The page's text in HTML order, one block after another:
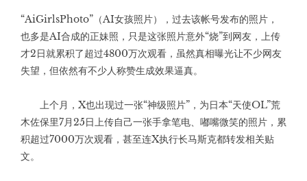
“AiGirlsPhoto”（AI女孩照片），过去该帐号发布的照片，
也多是AI合成的正妹照，只是这张照片意外“烧”到网友，上传
才2日就累积了超过4800万次观看，虽然真相曝光让不少网友
失望，但依然有不少人称赞生成效果逼真。
上个月，X也出现过一张“神级照片”，为日本“天使OL”荒
木佐保里7月25日上传自己一张手拿笔电、嘟嘴微笑的照片，累
积超过7000万次观看，甚至连X执行长马斯克都转发相关贴
文。